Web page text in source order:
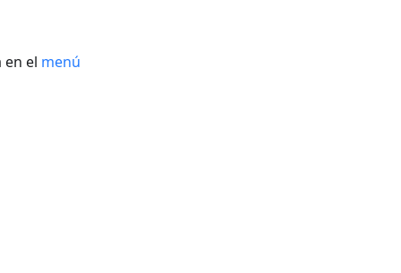
el menú